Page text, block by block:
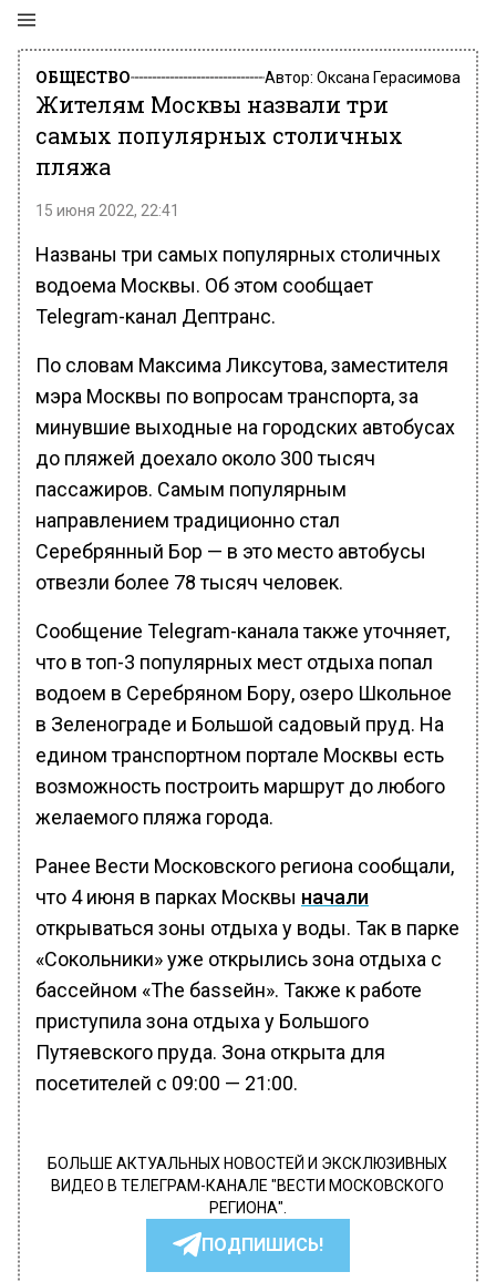
ОБЩЕСТВО Автор: Оксана Герасимова
Жителям Москвы назвали три
самых популярных столичных
пляжа
15 июня 2022, 22:41
Названы три самых популярных столичных
водоема Москвы. Об этом сообщает
Telegram-канал Дептранс.
По словам Максима Ликсутова, заместителя
мэра Москвы по вопросам транспорта, за
минувшие выходные на городских автобусах
до пляжей доехало около 300 тысяч
пассажиров. Самым популярным
направлением традиционно стал
Серебрянный Бор — в это место автобусы
отвезли более 78 тысяч человек.
Сообщение Telegram-канала также уточняет,
что в топ-3 популярных мест отдыха попал
водоем в Серебряном Бору, озеро Школьное
в Зеленограде и Большой садовый пруд. На
едином транспортном портале Москвы есть
возможность построить маршрут до любого
желаемого пляжа города.
Ранее Вести Московского региона сообщали,
что 4 июня в парках Москвы начали
открываться зоны отдыха у воды. Так в парке
«Сокольники» уже открылись зона отдыха с
бассейном «The баssейн». Также к работе
приступила зона отдыха у Большого
Путяевского пруда. Зона открыта для
посетителей с 09:00 — 21:00.
БОЛЬШЕ АКТУАЛЬНЫХ НОВОСТЕЙ И ЭКСКЛЮЗИВНЫХ
ВИДЕО В ТЕЛЕГРАМ-КАНАЛЕ "ВЕСТИ МОСКОВСКОГО
РЕГИОНА".
ПОДПИШИСЬ!